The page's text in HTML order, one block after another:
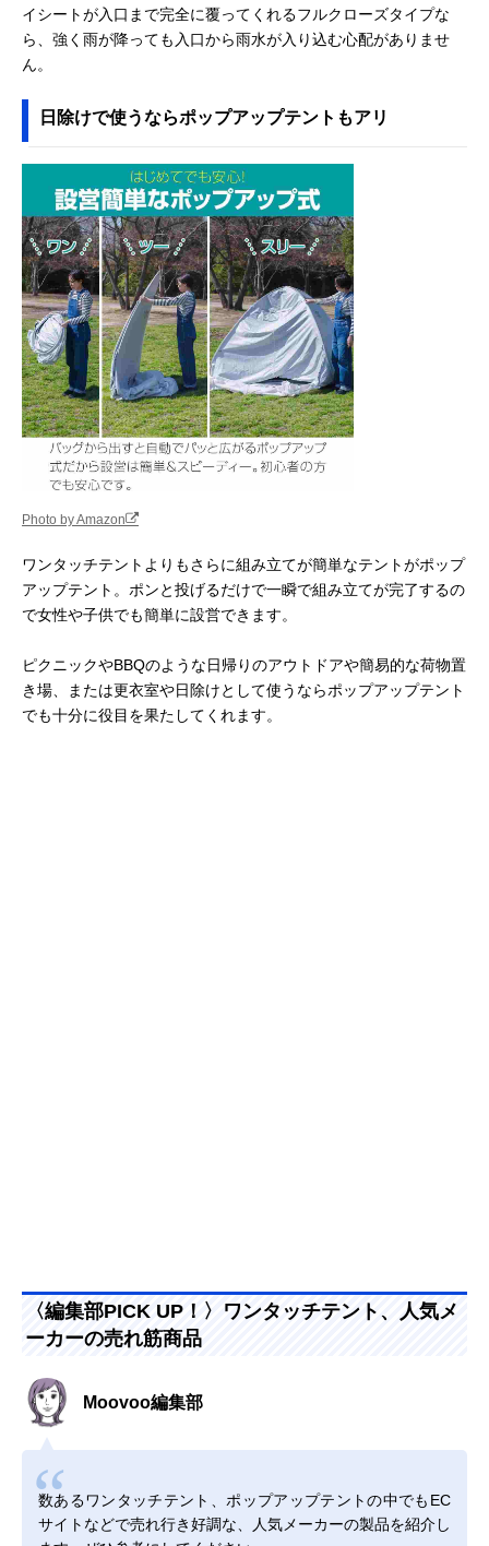
イシートが入口まで完全に覆ってくれるフルクローズタイプな
ら、強く雨が降っても入口から雨水が入り込む心配がありませ
ん。
日除けで使うならポップアップテントもアリ
Photo by Amazon
ワンタッチテントよりもさらに組み立てが簡単なテントがポップ
アップテント。ポンと投げるだけで一瞬で組み立てが完了するの
で女性や子供でも簡単に設営できます。
ピクニックやBBQのような日帰りのアウトドアや簡易的な荷物置
き場、または更衣室や日除けとして使うならポップアップテント
でも十分に役目を果たしてくれます。
〈編集部PICK UP！〉ワンタッチテント、人気メ
ーカーの売れ筋商品
Moovoo編集部
数あるワンタッチテント、ポップアップテントの中でもEC
サイトなどで売れ行き好調な、人気メーカーの製品を紹介し